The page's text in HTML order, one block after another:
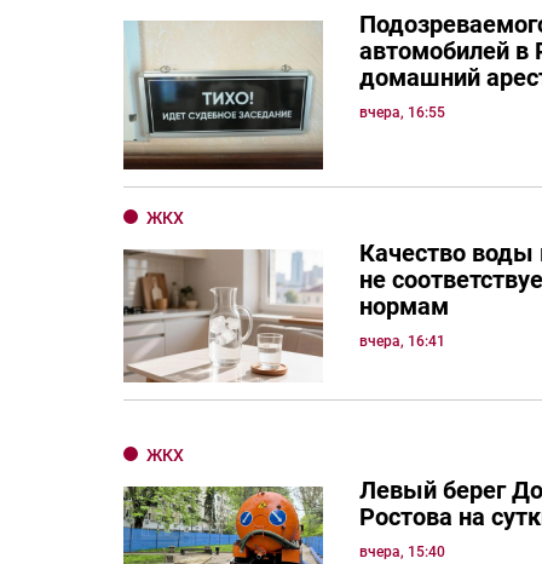
автомобилей в
домашний
вчера, 16:55
ЖКХ
Качество воды
не
нормам
вчера, 16:41
ЖКХ
Левый берег
Ростова на
вчера, 15:40